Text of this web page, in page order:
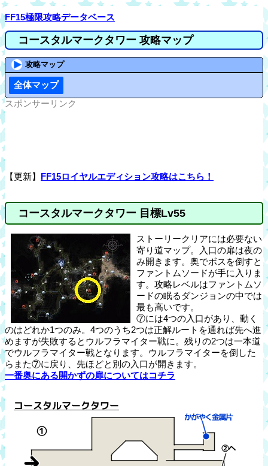
FF15極限攻略データベース
コースタルマークタワー 攻略マップ
攻略マップ
全体マップ
スポンサーリンク
【更新】 FF15ロイヤルエディション攻略はこちら！
コースタルマークタワー 目標Lv55
ストーリークリアには必要ない
寄り道マップ。入口の扉は夜の
み開きます。奥でボスを倒すと
ファントムソードが手に入りま
す。攻略レベルはファントムソ
ードの眠るダンジョンの中では
最も高いです。
⑦には4つの入口があり、動く
のはどれか1つのみ。4つのうち2つは正解ルートを通れば先へ進
めますが失敗するとウルフラマイター戦に。残りの2つは一本道
でウルフラマイター戦となります。ウルフラマイターを倒した
らまた⑦に戻り、先ほどと別の入口が開きます。
一番奥にある開かずの扉についてはコチラ